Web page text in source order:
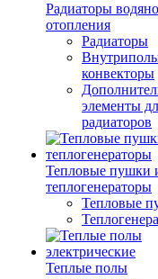
Радиаторы
отопления
Радиаторы
конвекторы
элементы
радиаторов
Тепловые пушки
теплогенераторы
Тепловые
Теплые полы